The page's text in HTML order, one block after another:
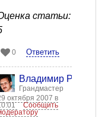
статьи:
0 Ответить
Владимир Рогоза
Грандмастер
октября 2007 в
Сообщить